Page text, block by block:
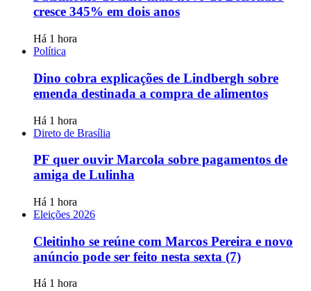
cresce 345% em dois anos
Há 1 hora
Política
Dino cobra explicações de Lindbergh sobre
emenda destinada a compra de alimentos
Há 1 hora
Direto de Brasília
PF quer ouvir Marcola sobre pagamentos de
amiga de Lulinha
Há 1 hora
Eleições 2026
Cleitinho se reúne com Marcos Pereira e novo
anúncio pode ser feito nesta sexta (7)
Há 1 hora